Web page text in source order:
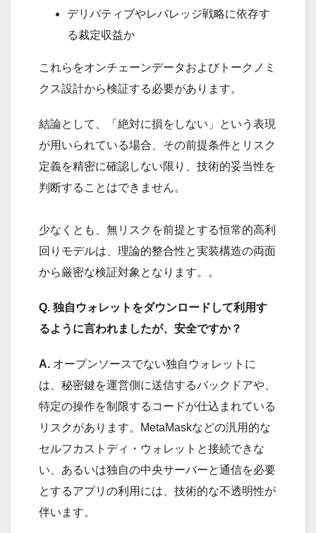
デリバティブやレバレッジ戦略に依存す
る裁定収益か
これらをオンチェーンデータおよびトークノミ
クス設計から検証する必要があります。
結論として、「絶対に損をしない」という表現
が用いられている場合、その前提条件とリスク
定義を精密に確認しない限り、技術的妥当性を
判断することはできません。
少なくとも、無リスクを前提とする恒常的高利
回りモデルは、理論的整合性と実装構造の両面
から厳密な検証対象となります。。
Q. 独自ウォレットをダウンロードして利用す
るように言われましたが、安全ですか？
A. オープンソースでない独自ウォレットに
は、秘密鍵を運営側に送信するバックドアや、
特定の操作を制限するコードが仕込まれている
リスクがあります。MetaMaskなどの汎用的な
セルフカストディ・ウォレットと接続できな
い、あるいは独自の中央サーバーと通信を必要
とするアプリの利用には、技術的な不透明性が
伴います。